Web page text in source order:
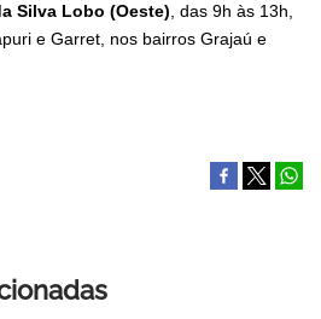
Silva Lobo (Oeste), das 9h às 13h,
e Garret, nos bairros Grajaú e